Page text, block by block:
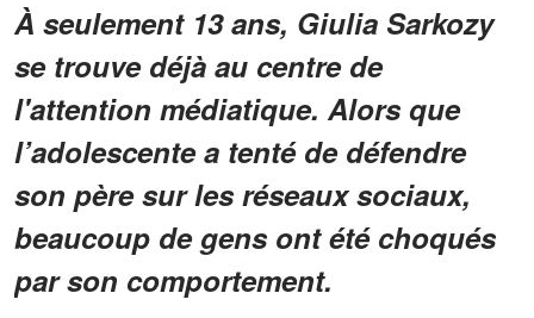
À seulement 13 ans, Giulia Sarkozy
se trouve déjà au centre de
l'attention médiatique. Alors que
l’adolescente a tenté de défendre
son père sur les réseaux sociaux,
beaucoup de gens ont été choqués
par son comportement.